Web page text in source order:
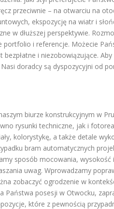
przeciwnie – na otwarciu na
ekspozycję na wiatr i
w dłuższej perspektywie.
i referencje. Możecie
i niezobowiązujące.
doradcy są dyspozycyjni od
biurze konstrukcyjnym w
rysunki techniczne, jak i
kolorystykę, a także detale
bram automatycznych
sposób mocowania, wysokość
uwag. Wprowadzamy
zobaczyć ogrodzenie w
Państwa posesji w Otwocku,
które z pewnością